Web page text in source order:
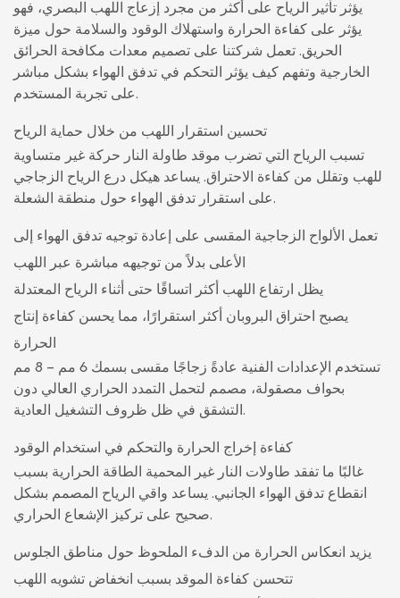
يؤثر تأثير الرياح على أكثر من مجرد إزعاج اللهب البصري، فهو
يؤثر على كفاءة الحرارة واستهلاك الوقود والسلامة حول ميزة
الحريق. تعمل شركتنا على تصميم معدات مكافحة الحرائق
الخارجية وتفهم كيف يؤثر التحكم في تدفق الهواء بشكل مباشر
على تجربة المستخدم.
تحسين استقرار اللهب من خلال حماية الرياح
تسبب الرياح التي تضرب موقد طاولة النار حركة غير متساوية
للهب وتقلل من كفاءة الاحتراق. يساعد هيكل درع الرياح الزجاجي
على استقرار تدفق الهواء حول منطقة الشعلة.
تعمل الألواح الزجاجية المقسى على إعادة توجيه تدفق الهواء إلى
الأعلى بدلاً من توجيهه مباشرة عبر اللهب
يظل ارتفاع اللهب أكثر اتساقًا حتى أثناء الرياح المعتدلة
يصبح احتراق البروبان أكثر استقرارًا، مما يحسن كفاءة إنتاج
الحرارة
تستخدم الإعدادات الفنية عادةً زجاجًا مقسى بسمك 6 مم - 8 مم
بحواف مصقولة، مصمم لتحمل التمدد الحراري العالي دون
التشقق في ظل ظروف التشغيل العادية.
كفاءة إخراج الحرارة والتحكم في استخدام الوقود
غالبًا ما تفقد طاولات النار غير المحمية الطاقة الحرارية بسبب
انقطاع تدفق الهواء الجانبي. يساعد واقي الرياح المصمم بشكل
صحيح على تركيز الإشعاع الحراري.
يزيد انعكاس الحرارة من الدفء الملحوظ حول مناطق الجلوس
تتحسن كفاءة الموقد بسبب انخفاض تشويه اللهب